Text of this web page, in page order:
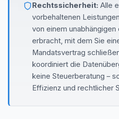
Rechtssicherheit: Alle
vorbehaltenen
von einem
erbracht, mit dem Sie
Mandatsvertrag
koordiniert die
keine Steuerberatung –
Effizienz und rechtlicher